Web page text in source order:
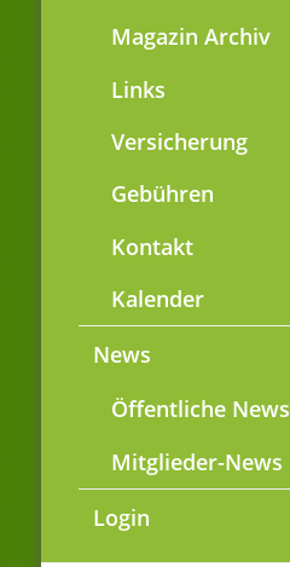
Magazin Archiv
Links
Versicherung
Gebühren
Kontakt
Kalender
News
Öffentliche News
Mitglieder-News
Login